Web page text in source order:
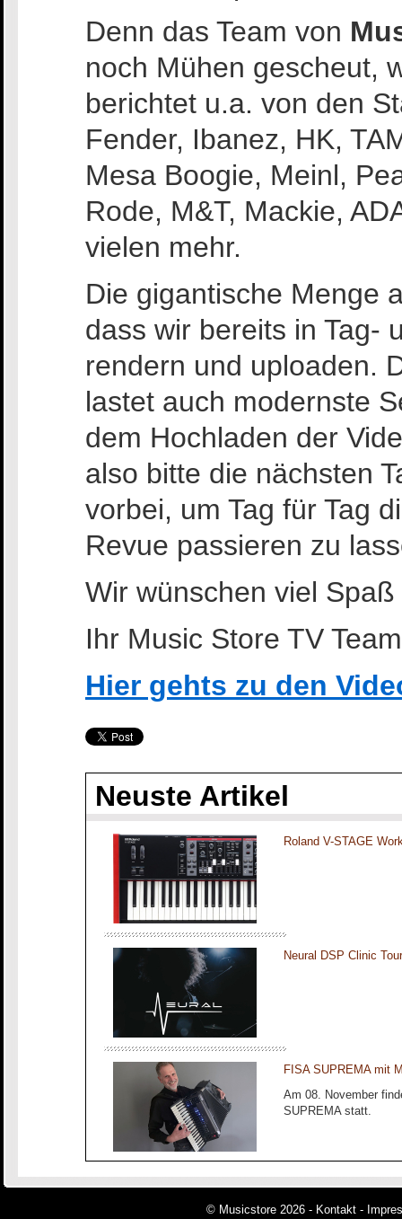
Denn das Team von
noch Mühen gescheut,
berichtet u.a. von den
Fender, Ibanez, HK,
Mesa Boogie, Meinl,
Rode, M&T, Mackie,
vielen mehr.
Die gigantische Menge
dass wir bereits in Tag-
rendern und uploaden.
lastet auch modernste
dem Hochladen der
also bitte die nächsten
vorbei, um Tag für Tag
Revue passieren zu
Wir wünschen viel
Ihr Music Store TV Team
Hier gehts zu den
Neuste Artikel
Roland V-STAGE
Neural DSP Clinic
FISA SUPREMA mit
Am 08. November
SUPREMA statt.
© Musicstore 2026 - Kontakt -